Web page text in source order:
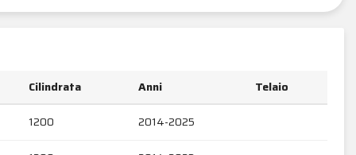
Cilindrata Anni
Telaio
1200
2014-2025